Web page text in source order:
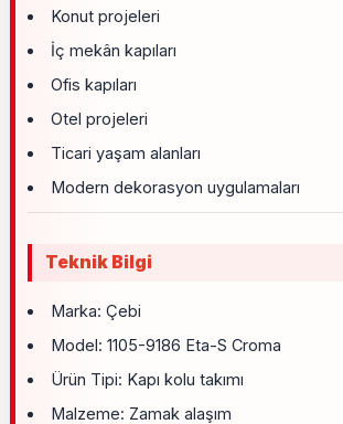
Konut projeleri
İç mekân kapıları
Ofis kapıları
Otel projeleri
Ticari yaşam alanları
Modern dekorasyon uygulamaları
Teknik Bilgi
Marka: Çebi
Model: 1105-9186 Eta-S Croma
Ürün Tipi: Kapı kolu takımı
Malzeme: Zamak alaşım